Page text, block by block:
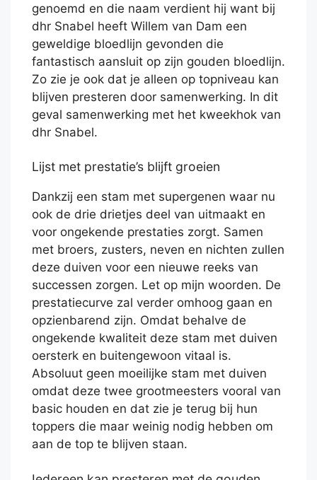
genoemd en die naam verdient hij want bij
dhr Snabel heeft Willem van Dam een
geweldige bloedlijn gevonden die
fantastisch aansluit op zijn gouden bloedlijn.
Zo zie je ook dat je alleen op topniveau kan
blijven presteren door samenwerking. In dit
geval samenwerking met het kweekhok van
dhr Snabel.
Lijst met prestatie’s blijft groeien
Dankzij een stam met supergenen waar nu
ook de drie drietjes deel van uitmaakt en
voor ongekende prestaties zorgt. Samen
met broers, zusters, neven en nichten zullen
deze duiven voor een nieuwe reeks van
successen zorgen. Let op mijn woorden. De
prestatiecurve zal verder omhoog gaan en
opzienbarend zijn. Omdat behalve de
ongekende kwaliteit deze stam met duiven
oersterk en buitengewoon vitaal is.
Absoluut geen moeilijke stam met duiven
omdat deze twee grootmeesters vooral van
basic houden en dat zie je terug bij hun
toppers die maar weinig nodig hebben om
aan de top te blijven staan.